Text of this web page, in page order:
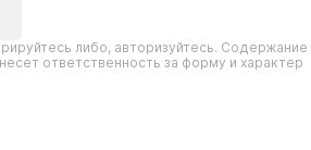
либо, авторизуйтесь. Содержание
ответственность за форму и характер